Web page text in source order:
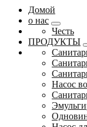
Домой
о нас
Честь
ПРОДУКТЫ
Насос